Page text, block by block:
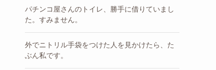
パチンコ屋さんのトイレ、勝手に借りていまし
た。すみません。
外でニトリル手袋をつけた人を見かけたら、た
ぶん私です。